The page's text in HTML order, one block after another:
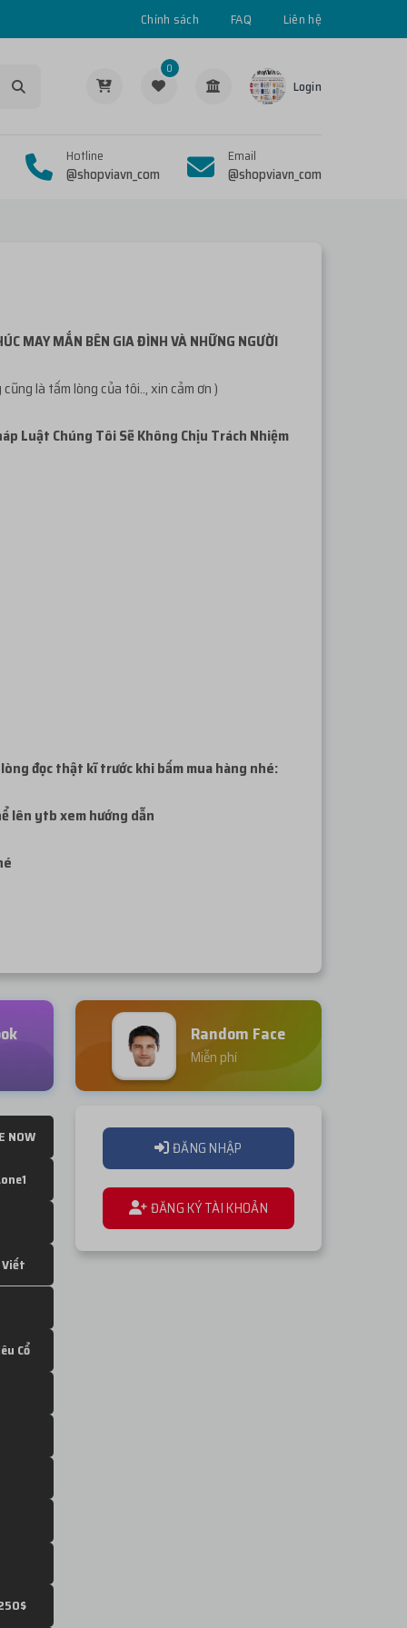
Chính sách FAQ Liên hệ
0
Login
Hotline
@shopviavn_com
Email
@shopviavn_com
MAY MẮN BÊN GIA ĐÌNH VÀ NHỮNG NGƯỜI
là tấm lòng của tôi.., xin cảm ơn )
Luật Chúng Tôi Sẽ Không Chịu Trách Nhiệm
đọc thật kĩ trước khi bấm mua hàng nhé:
lên ytb xem hướng dẫn
Random Face
Miễn phí
NOW
Viết
Cổ
ĐĂNG NHẬP
ĐĂNG KÝ TÀI KHOẢN